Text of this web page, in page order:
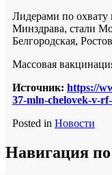
Лидерами по охвату
Минздрава, стали
Белгородская,
Массовая
Источник: https://
37-mln-chelovek-v-
Posted in Новости
Навигация